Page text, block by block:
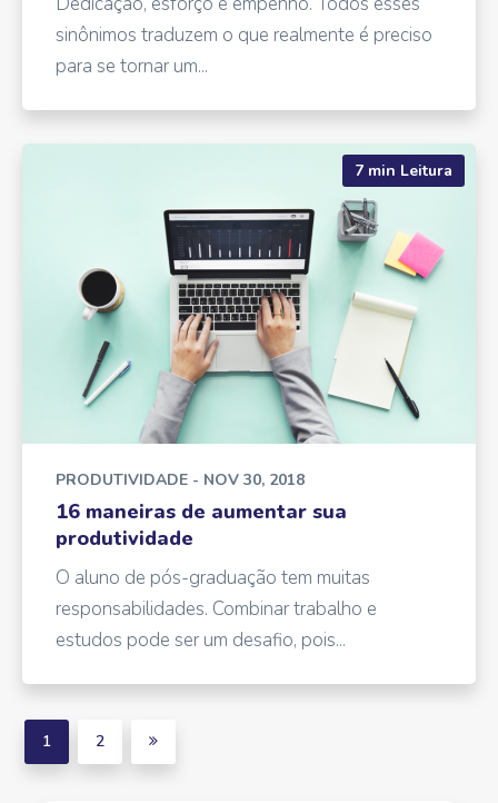
sinônimos traduzem o que realmente é preciso
para se tornar um...
7 min Leitura
PRODUTIVIDADE - NOV 30, 2018
16 maneiras de aumentar sua
produtividade
O aluno de pós-graduação tem muitas
responsabilidades. Combinar trabalho e
estudos pode ser um desafio, pois...
1 2